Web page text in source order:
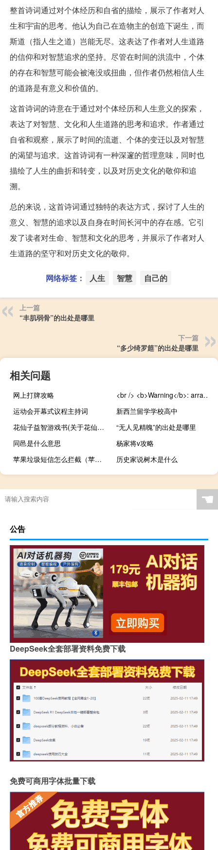
整首诗词通过对个体经历和自省的描绘，展示了作者对人
生和宇宙的思考。他认为自己在造物主的创造下诞生，而
斯道（指人生之道）岂能无尽。这表达了作者对人生道路
的信仰和对智慧追求的坚持。尽管在时间的洪流中，个体
的存在和智慧可能会被淹没或扭曲，但作者仍然相信人生
的道路是有意义和价值的。
这首诗词的诗意在于通过对个体经历和人生意义的探索，
表达了对智慧、文化和人生道路的思考和追求。作者通过
自省和观察，展示了时间的流逝、个体的变迁以及对智慧
的渴望与追求。这首诗词有一种深邃的哲理意味，同时也
描绘了人生的曲折和转变，以及对历史文化的敬仰和追
溯。
总的来说，这首诗词通过独特的表达方式，探讨了人生的
意义、智慧的追求以及自身在时间长河中的存在感。它引
发了读者对生命、智慧和文化的思考，并展示了作者对人
生道路的坚守和对历史文化的敬仰。
网络标签： 人生 智慧 自己的
上一篇
“丰肌弱骨”的出处是哪里
下一篇
“多少绮罗筵”的出处是哪里
相关问题
网上打牌攻略
<br /> <b>Warning</b>: array_search() expects parameter 2 to be array, boolean given in <b>/home/wwwroot/zw.gozuowen.com/aititle/title.php</b> on line <b>179</b><br /> 韩警官绿帽同人
运动会开幕式议程主持词
新西兰留学学校高中
花仙子益智游戏书(关于花仙子益智游戏书简述)
“无人见精魄”的出处是哪里
同邑是什么意思
杨家将v攻略
苹果垃圾短信怎么拦截（苹果垃圾短信）
历史家说树木是什么
☚
公告
DeepSeek全套部署资料免费下载
免费可商用字体批量下载